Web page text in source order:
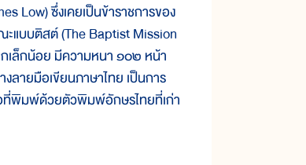
Low) ซึ่งเคยเป็นข้าราชการของ
ะแบบติสต์ (The Baptist Mission
เล็กน้อย มีความหนา ๑๐๒ หน้า
ายมือเขียนภาษาไทย เป็นการ
ที่พิมพ์ด้วยตัวพิมพ์อักษรไทยที่เก่า